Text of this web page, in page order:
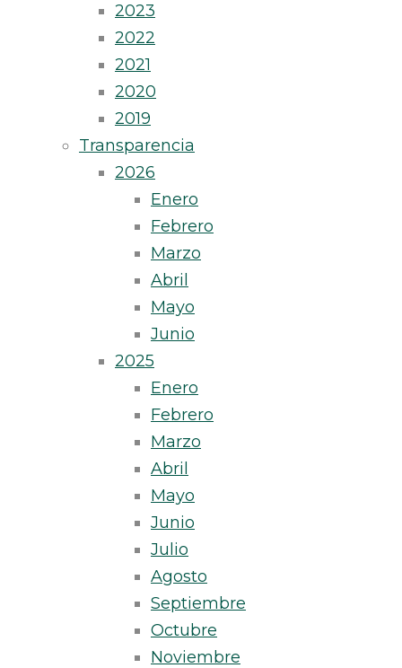
2023
2022
2021
2020
2019
Transparencia
2026
Enero
Febrero
Marzo
Abril
Mayo
Junio
2025
Enero
Febrero
Marzo
Abril
Mayo
Junio
Julio
Agosto
Septiembre
Octubre
Noviembre